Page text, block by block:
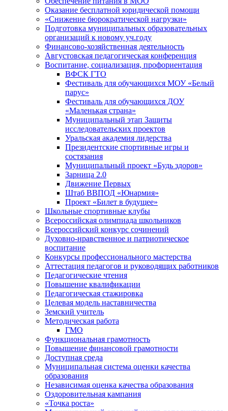
Оказание бесплатной юридической помощи
«Снижение бюрократической нагрузки»
Подготовка муниципальных образовательных
организаций к новому уч.году
Финансово-хозяйственная деятельность
Августовская педагогическая конференция
Воспитание, социализация, профориентация
ВФСК ГТО
Фестиваль для обучающихся МОУ «Белый
парус»
Фестиваль для обучающихся ДОУ
«Маленькая страна»
Муниципальный этап Защиты
исследовательских проектов
Уральская академия лидерства
Президентские спортивные игры и
состязания
Муниципальный проект «Будь здоров»
Зарница 2.0
Движение Первых
Штаб ВВПОД «Юнармия»
Проект «Билет в будущее»
Школьные спортивные клубы
Всероссийская олимпиада школьников
Всероссийский конкурс сочинений
Духовно-нравственное и патриотическое
воспитание
Конкурсы профессионального мастерства
Аттестация педагогов и руководящих работников
Педагогические чтения
Повышение квалификации
Педагогическая стажировка
Целевая модель наставничества
Земский учитель
Методическая работа
ГМО
Функциональная грамотность
Повышение финансовой грамотности
Доступная среда
Муниципальная система оценки качества
образования
Независимая оценка качества образования
Оздоровительная кампания
«Точка роста»